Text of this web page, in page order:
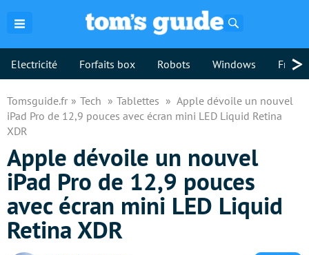
Electricité Forfaits box Robots Windows >
Tomsguide.fr Tech Tablettes
Apple dévoile un nouvel
iPad Pro de 12,9 pouces avec écran mini LED Liquid Retina
XDR
Apple dévoile un nouvel
iPad Pro de 12,9 pouces
avec écran mini LED Liquid
Retina XDR